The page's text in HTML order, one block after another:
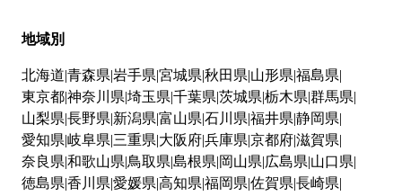
地域別
北海道 青森県 岩手県 宮城県 秋田県 山形県 福島県
東京都神奈川県 埼玉県 千葉県 茨城県 栃木県 群馬県
山梨県 長野県 新潟県 富山県 石川県 福井県 静岡県
愛知県 岐阜県 三重県 大阪府兵庫県 京都府滋賀県
奈良県 和歌山県 鳥取県 島根県 岡山県 広島県 山口県
徳島県 香川県 愛媛県 高知県 福岡県 佐賀県 長崎県